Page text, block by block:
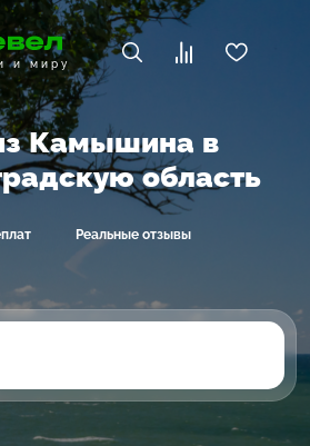
и миру
Камышина в
область
Реальные отзывы